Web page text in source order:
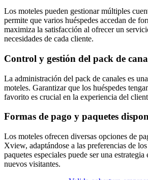
Los moteles pueden gestionar múltiples
permite que varios huéspedes accedan de
maximiza la satisfacción al ofrecer un
necesidades de cada cliente.
Control y gestión del pack de
La administración del pack de canales es
moteles. Garantizar que los huéspedes
favorito es crucial en la experiencia del
Formas de pago y paquetes
Los moteles ofrecen diversas opciones de
Xview, adaptándose a las preferencias de
paquetes especiales puede ser una
nuevos visitantes.